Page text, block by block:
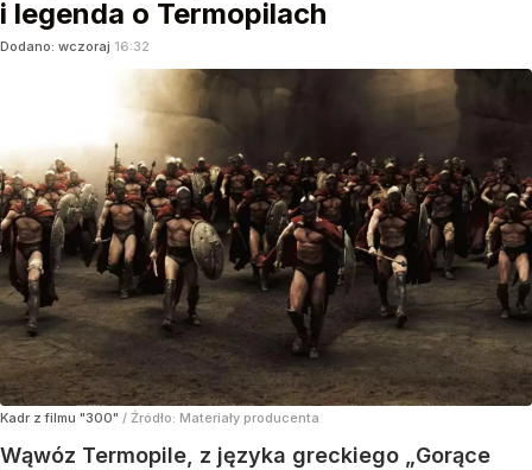
i legenda o Termopilach
Dodano: wczoraj 16:32
Kadr z filmu "300" / Źródło: Materiały producenta
Wąwóz Termopile, z języka greckiego „Gorące